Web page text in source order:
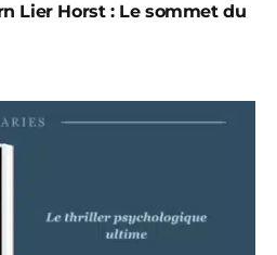
Lier Horst : Le sommet du